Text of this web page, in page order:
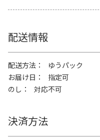
配送情報
配送方法
ゆうパック
お届け日
指定可
のし
対応不可
決済方法